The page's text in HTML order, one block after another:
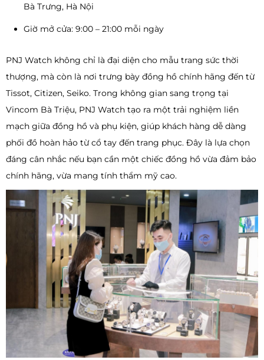
Bà Trưng, Hà Nội
Giờ mở cửa: 9:00 – 21:00 mỗi ngày
PNJ Watch không chỉ là đại diện cho mẫu trang sức thời
thượng, mà còn là nơi trưng bày đồng hồ chính hãng đến từ
Tissot, Citizen, Seiko. Trong không gian sang trọng tại
Vincom Bà Triệu, PNJ Watch tạo ra một trải nghiệm liền
mạch giữa đồng hồ và phụ kiện, giúp khách hàng dễ dàng
phối đồ hoàn hảo từ cổ tay đến trang phục. Đây là lựa chọn
đáng cân nhắc nếu bạn cần một chiếc đồng hồ vừa đảm bảo
chính hãng, vừa mang tính thẩm mỹ cao.